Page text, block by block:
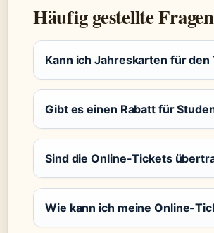
Häufig gestellte Fragen
Kann ich Jahreskarten für
Gibt es einen Rabatt für
Sind die Online-Tickets
Wie kann ich meine Online-